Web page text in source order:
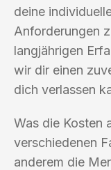
deine
Anforderungen
langjährigen
wir dir einen
dich verlassen
Was die Kosten
verschiedenen
anderem die